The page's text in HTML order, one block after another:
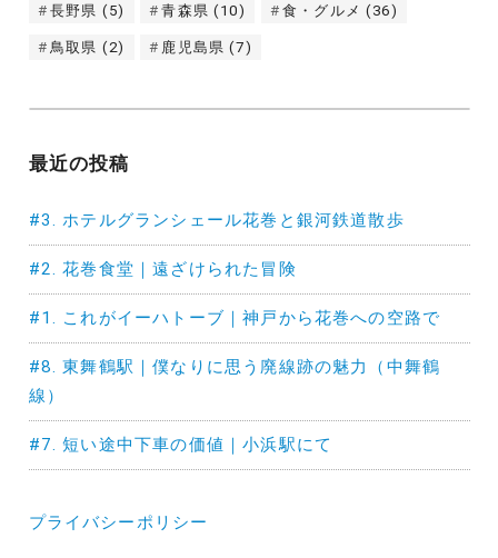
長野県 (5) 青森県 (10) 食・グルメ (36)
鳥取県 (2) 鹿児島県 (7)
最近の投稿
#3. ホテルグランシェール花巻と銀河鉄道散歩
#2. 花巻食堂｜遠ざけられた冒険
#1. これがイーハトーブ｜神戸から花巻への空路で
#8. 東舞鶴駅｜僕なりに思う廃線跡の魅力（中舞鶴
線）
#7. 短い途中下車の価値｜小浜駅にて
プライバシーポリシー